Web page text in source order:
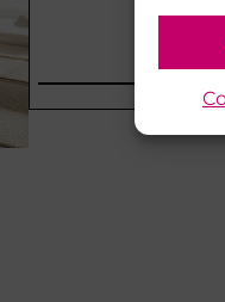
Zur